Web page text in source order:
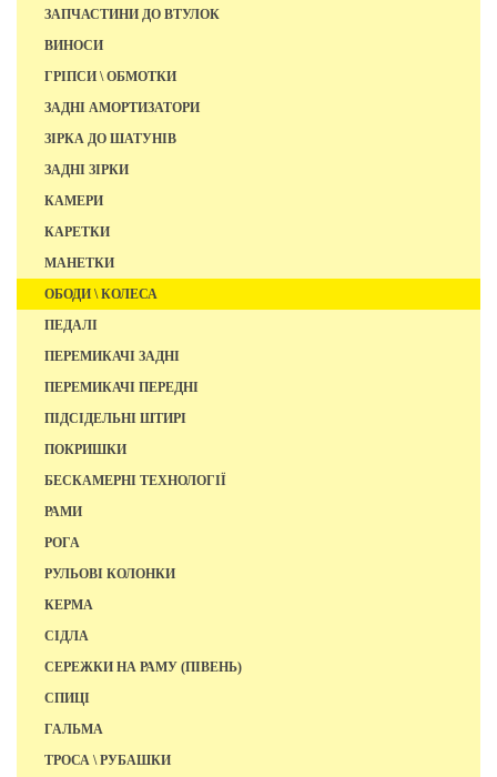
ЗАПЧАСТИНИ ДО ВТУЛОК
ВИНОСИ
ГРІПСИ \ ОБМОТКИ
ЗАДНІ АМОРТИЗАТОРИ
ЗІРКА ДО ШАТУНІВ
ЗАДНІ ЗІРКИ
КАМЕРИ
КАРЕТКИ
МАНЕТКИ
ОБОДИ \ КОЛЕСА
ПЕДАЛІ
ПЕРЕМИКАЧІ ЗАДНІ
ПЕРЕМИКАЧІ ПЕРЕДНІ
ПІДСІДЕЛЬНІ ШТИРІ
ПОКРИШКИ
БЕСКАМЕРНІ ТЕХНОЛОГІЇ
РАМИ
РОГА
РУЛЬОВІ КОЛОНКИ
КЕРМА
СІДЛА
СЕРЕЖКИ НА РАМУ (ПІВЕНЬ)
СПИЦІ
ГАЛЬМА
ТРОСА \ РУБАШКИ